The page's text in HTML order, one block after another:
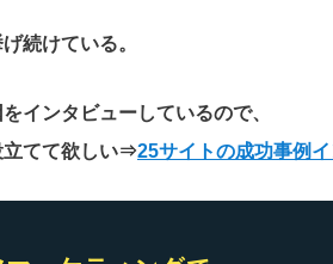
続けている。
インタビューしているので、
てて欲しい⇒25サイトの成功事例